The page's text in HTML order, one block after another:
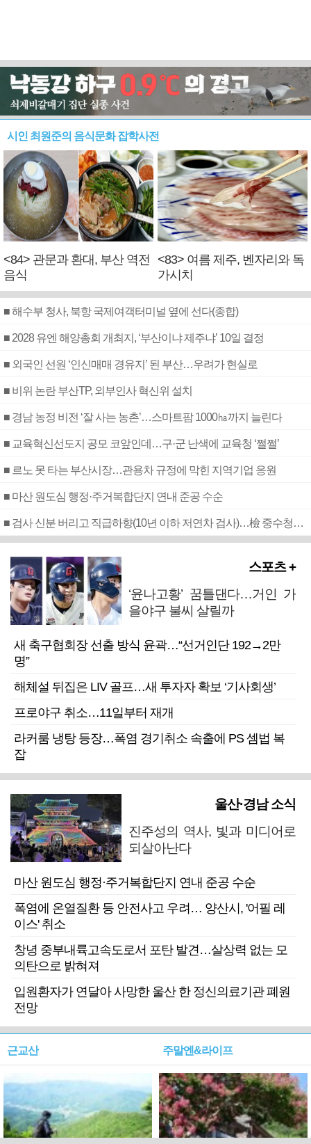
시인 최원준의 음식문화 잡학사전
<84> 관문과 환대, 부산 역전
음식
<83> 여름 제주, 벤자리와 독
가시치
■ 해수부 청사, 북항 국제여객터미널 옆에 선다(종합)
■ 2028 유엔 해양총회 개최지, ‘부산이냐 제주냐’ 10일 결정
■ 외국인 선원 ‘인신매매 경유지’ 된 부산…우려가 현실로
■ 비위 논란 부산TP, 외부인사 혁신위 설치
■ 경남 농정 비전 ‘잘 사는 농촌’…스마트팜 1000㏊까지 늘린다
■ 교육혁신선도지 공모 코앞인데…구·군 난색에 교육청 ‘쩔쩔’
■ 르노 못 타는 부산시장…관용차 규정에 막힌 지역기업 응원
■ 마산 원도심 행정·주거복합단지 연내 준공 수순
■ 검사 신분 버리고 직급하향(10년 이하 저연차 검사)…檢 중수청행 기피
스포츠 +
‘윤나고황’ 꿈틀댄다…거인 가
을야구 불씨 살릴까
새 축구협회장 선출 방식 윤곽…“선거인단 192→2만
명”
해체설 뒤집은 LIV 골프…새 투자자 확보 ‘기사회생’
프로야구 취소…11일부터 재개
라커룸 냉탕 등장…폭염 경기취소 속출에 PS 셈법 복
잡
울산·경남 소식
진주성의 역사, 빛과 미디어로
되살아난다
마산 원도심 행정·주거복합단지 연내 준공 수순
폭염에 온열질환 등 안전사고 우려… 양산시, '어필 레
이스' 취소
창녕 중부내륙고속도로서 포탄 발견…살상력 없는 모
의탄으로 밝혀져
입원환자가 연달아 사망한 울산 한 정신의료기관 폐원
전망
근교산 주말엔&라이프